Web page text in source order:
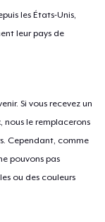
les États-Unis,
leur pays de
Si vous recevez un
le remplacerons
Cependant, comme
pouvons pas
ou des couleurs